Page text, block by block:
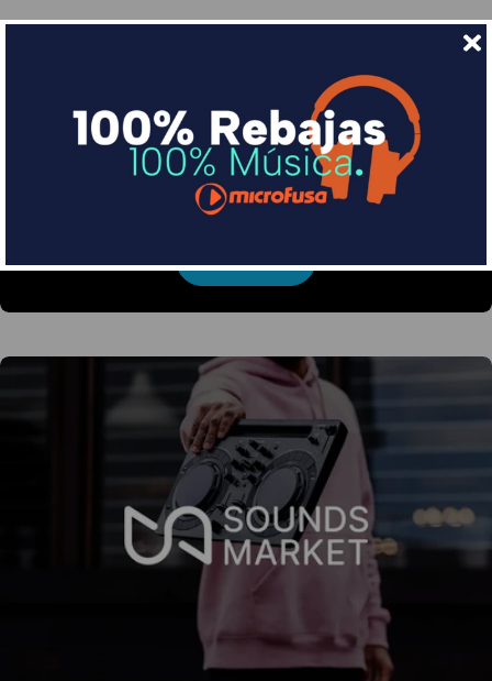
Financia tus compras con Sequra
Divide en 3 sin coste o hasta en 18 meses por una
pequeña cuota al mes con Sequra